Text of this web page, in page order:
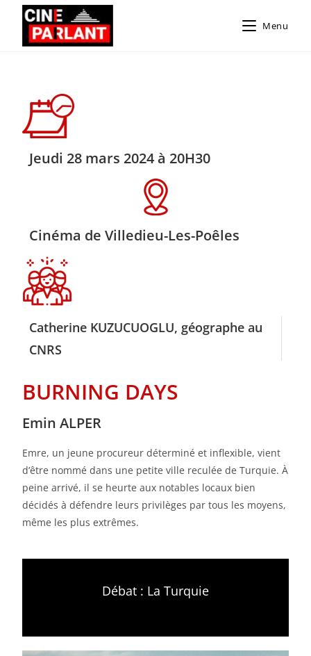
Menu
Jeudi 28 mars 2024 à 20H30
Cinéma de Villedieu-Les-Poêles
Catherine KUZUCUOGLU, géographe au
CNRS
BURNING DAYS
Emin ALPER
Emre, un jeune procureur déterminé et inflexible, vient
d’être nommé dans une petite ville reculée de Turquie. À
peine arrivé, il se heurte aux notables locaux bien
décidés à défendre leurs privilèges par tous les moyens,
même les plus extrêmes.
Débat : La Turquie